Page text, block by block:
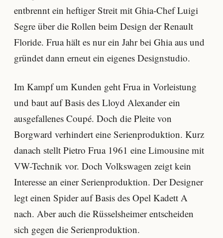
entbrennt ein heftiger Streit mit Ghia-Chef Luigi
Segre über die Rollen beim Design der Renault
Floride. Frua hält es nur ein Jahr bei Ghia aus und
gründet dann erneut ein eigenes Designstudio.
Im Kampf um Kunden geht Frua in Vorleistung
und baut auf Basis des Lloyd Alexander ein
ausgefallenes Coupé. Doch die Pleite von
Borgward verhindert eine Serienproduktion. Kurz
danach stellt Pietro Frua 1961 eine Limousine mit
VW-Technik vor. Doch Volkswagen zeigt kein
Interesse an einer Serienproduktion. Der Designer
legt einen Spider auf Basis des Opel Kadett A
nach. Aber auch die Rüsselsheimer entscheiden
sich gegen die Serienproduktion.